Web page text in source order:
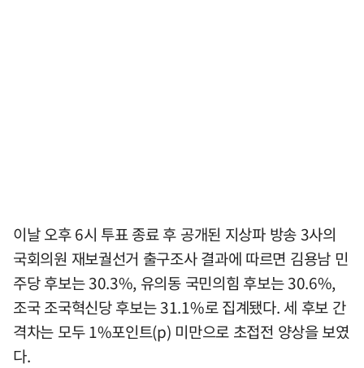
이날 오후 6시 투표 종료 후 공개된 지상파 방송 3사의
국회의원 재보궐선거 출구조사 결과에 따르면 김용남 민
주당 후보는 30.3%, 유의동 국민의힘 후보는 30.6%,
조국 조국혁신당 후보는 31.1%로 집계됐다. 세 후보 간
격차는 모두 1%포인트(p) 미만으로 초접전 양상을 보였
다.